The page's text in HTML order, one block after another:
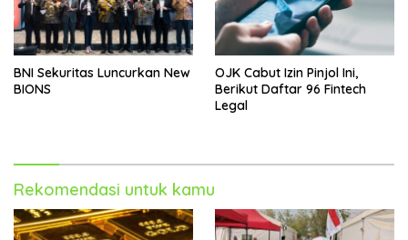
BNI Sekuritas Luncurkan New
BIONS
OJK Cabut Izin Pinjol Ini,
Berikut Daftar 96 Fintech
Legal
Rekomendasi untuk kamu